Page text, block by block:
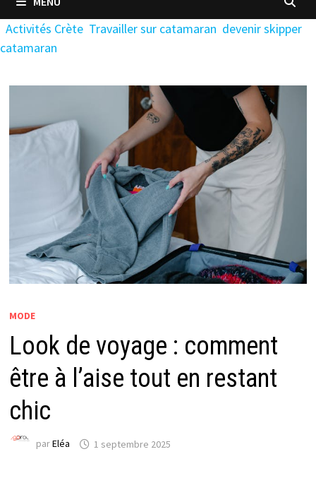
Activités Crète Travailler sur catamaran devenir skipper
catamaran
MODE
Look de voyage : comment
être à l’aise tout en restant
chic
parEléa 1 septembre 2025